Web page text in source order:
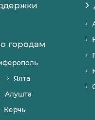
городам
Ялта
Алушта
Керчь